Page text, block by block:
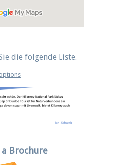
die folgende Liste.
Brochure